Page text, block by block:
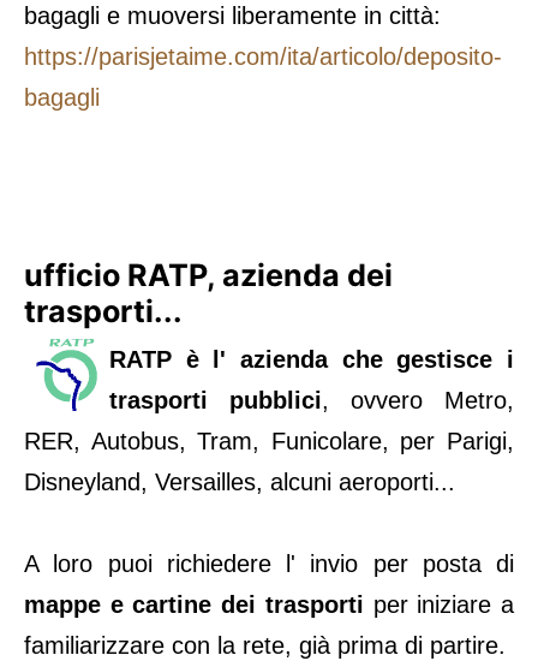
bagagli e muoversi liberamente in città:
https://parisjetaime.com/ita/articolo/deposito-
bagagli
ufficio RATP, azienda dei
trasporti...
RATP è l' azienda che gestisce i
trasporti pubblici, ovvero Metro,
RER, Autobus, Tram, Funicolare, per Parigi,
Disneyland, Versailles, alcuni aeroporti...
A loro puoi richiedere l' invio per posta di
mappe e cartine dei trasporti per iniziare a
familiarizzare con la rete, già prima di partire.